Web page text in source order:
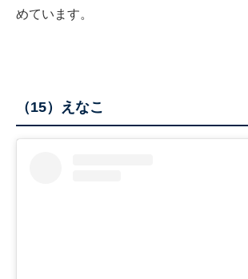
めています。
（15）えなこ